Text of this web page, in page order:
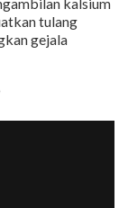
tulang
gejala